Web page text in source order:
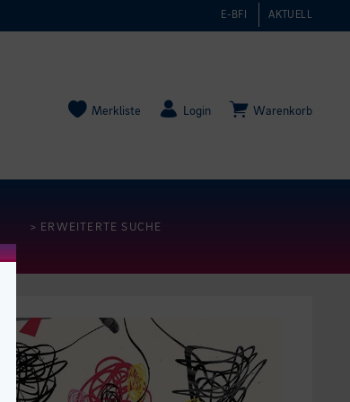
E-BFI AKTUELL
Merkliste Login Warenkorb
> ERWEITERTE SUCHE